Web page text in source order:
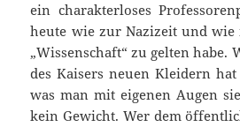
ein charakterloses
heute wie zur Nazizeit und wie
„Wissenschaft“ zu gelten habe.
des Kaisers neuen Kleidern hat
was man mit eigenen Augen
kein Gewicht. Wer dem